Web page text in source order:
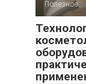
Полезное